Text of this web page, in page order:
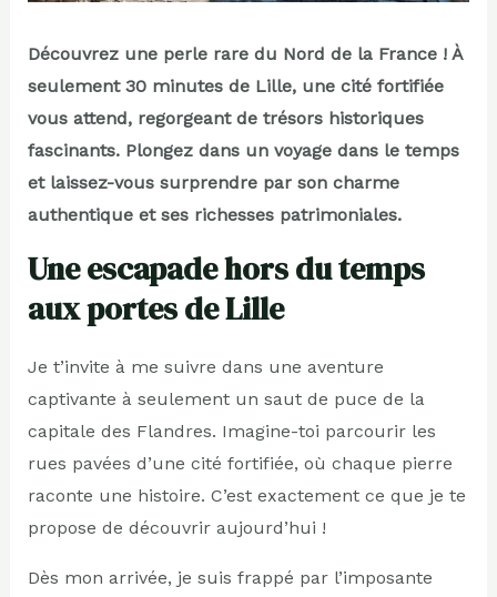
Découvrez une perle rare du Nord de la France ! À
seulement 30 minutes de Lille, une cité fortifiée
vous attend, regorgeant de trésors historiques
fascinants. Plongez dans un voyage dans le temps
et laissez-vous surprendre par son charme
authentique et ses richesses patrimoniales.
Une escapade hors du temps
aux portes de Lille
Je t’invite à me suivre dans une aventure
captivante à seulement un saut de puce de la
capitale des Flandres. Imagine-toi parcourir les
rues pavées d’une cité fortifiée, où chaque pierre
raconte une histoire. C’est exactement ce que je te
propose de découvrir aujourd’hui !
Dès mon arrivée, je suis frappé par l’imposante